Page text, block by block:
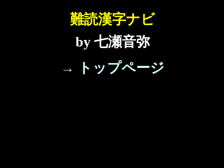
難読漢字ナビ
by 七瀬音弥
→ トップページ